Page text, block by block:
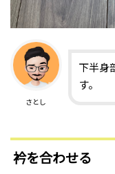
さとし
下半身
す。
衿を合わせる